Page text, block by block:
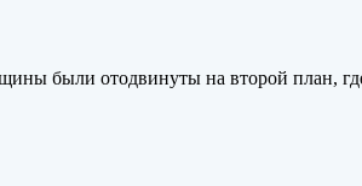
были отодвинуты на второй план,